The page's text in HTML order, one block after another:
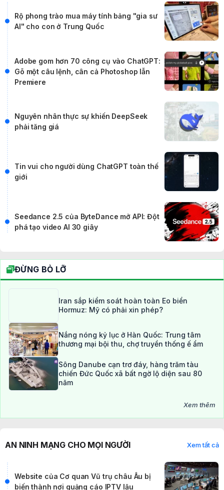
Rộ phong trào mua máy tính bảng "gia sư
AI" cho con ở Trung Quốc
Adobe gom hơn 70 công cụ vào ChatGPT:
Gõ một câu lệnh, cân cả Photoshop lẫn
Premiere
Nguyên nhân thực sự khiến DeepSeek
phải tăng giá
Tin vui cho người dùng ChatGPT toàn thế
giới
Seedance 2.5 của ByteDance mở API: Đột
phá tạo video AI 30 giây
ĐỪNG BỎ LỠ
Iran sắp kiểm soát hoàn toàn Eo biển
Hormuz: Mỹ có phải xin phép?
Nắng nóng kỷ lục ở Hàn Quốc: Trung tâm
thương mại bội thu, chợ truyền thống ế ẩm
Sông Danube cạn trơ đáy, hàng trăm tàu
chiến Đức Quốc xã bất ngờ lộ diện sau 80
năm
Xem thêm
AN NINH MẠNG CHO MỌI NGƯỜI Xem tất cả
Website của Cơ quan Vũ trụ châu Âu bị
biến thành nơi quảng cáo IPTV lậu